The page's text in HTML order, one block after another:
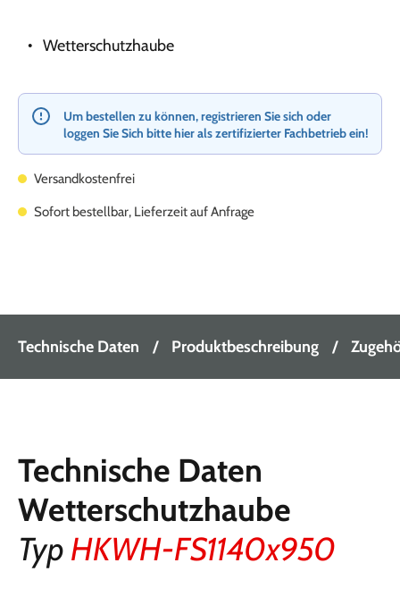
Wetterschutzhaube
Um bestellen zu können, registrieren Sie sich oder
loggen Sie Sich bitte hier als zertifizierter Fachbetrieb ein!
Versandkostenfrei
Sofort bestellbar, Lieferzeit auf Anfrage
Technische Daten Produktbeschreibung
Technische Daten
Wetterschutzhaube
Typ HKWH-FS1140x950